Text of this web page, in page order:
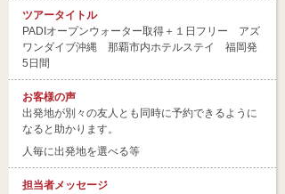
ツアータイトル
PADIオープンウォーター取得＋１日フリー アズ
ワンダイブ沖縄 那覇市内ホテルステイ 福岡発
5日間
お客様の声
出発地が別々の友人とも同時に予約できるように
なると助かります。
人毎に出発地を選べる等
担当者メッセージ